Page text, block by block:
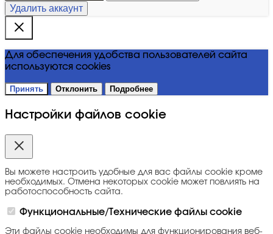
Удалить аккаунт
Для обеспечения удобства пользователей сайта
используются cookies
Принять Отклонить Подробнее
Настройки файлов cookie
Вы можете настроить удобные для вас файлы cookie кроме
необходимых. Отмена некоторых cookie может повлиять на
работоспособность сайта.
Функциональные/Технические файлы cookie
Эти файлы cookie необходимы для функционирования веб-